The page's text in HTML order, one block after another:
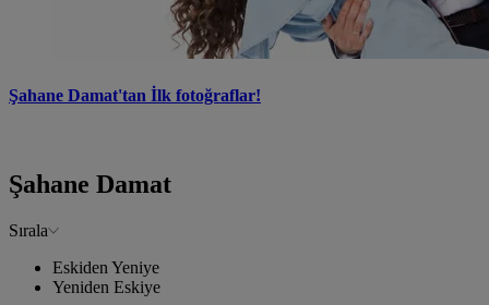
Şahane Damat'tan İlk fotoğraflar!
Şahane Damat
Sırala
Eskiden Yeniye
Yeniden Eskiye